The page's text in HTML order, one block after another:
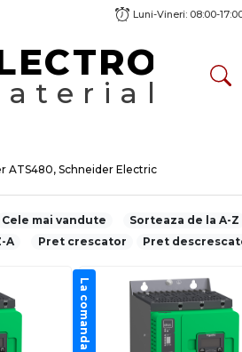
Luni-Vineri: 08:00-
ATS480, Schneider Electric
Cele mai vandute
Sorteaza de la A-Z
A
Pret crescator Pret
La comanda